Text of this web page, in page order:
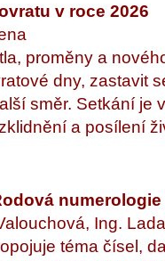
v roce 2026
proměny a
dny, zastavit
směr. Setkání je
a posílení
numerologie
Ing.
téma čísel,